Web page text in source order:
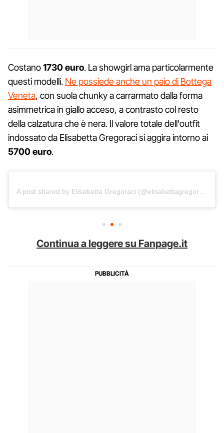
Costano1730 euro. La showgirl ama particolarmente
questi modelli. Ne possiede anche un paio di Bottega
Veneta, con suola chunky a carrarmato dalla forma
asimmetrica in giallo acceso, a contrasto col resto
della calzatura che è nera. Il valore totale dell'outfit
indossato da Elisabetta Gregoraci si aggira intorno ai
5700 euro.
Continua a leggere su Fanpage.it